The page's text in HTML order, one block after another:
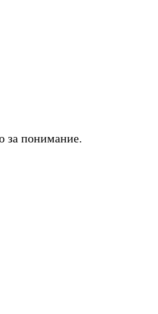
за понимание.